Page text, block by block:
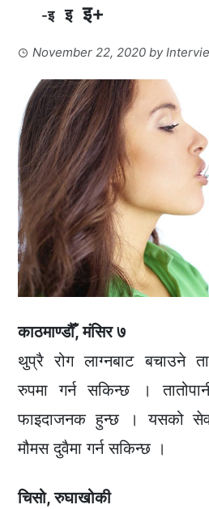
-इ इ इ+
November 22, 2020 by
काठमाण्डौँ, मंसिर ७
थुप्रै रोग लाग्नबाट बचाउने
रुपमा गर्न सकिन्छ ।
फाइदाजनक हुन्छ । यसको
मौमस दुवैमा गर्न सकिन्छ ।
चिसो, रुघाखोकी